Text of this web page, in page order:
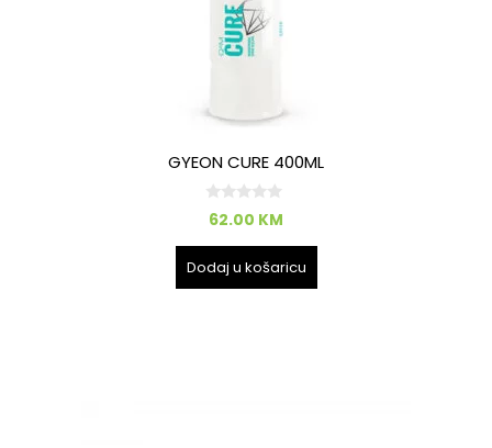
GYEON CURE 400ML
0
o62.00 KM
Dodaj u košaricu